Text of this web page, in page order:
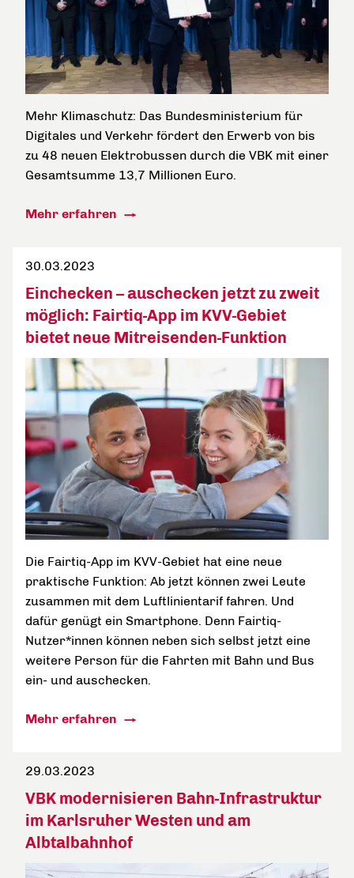
Mehr Klimaschutz: Das Bundesministerium für
Digitales und Verkehr fördert den Erwerb von bis
zu 48 neuen Elektrobussen durch die VBK mit einer
Gesamtsumme 13,7 Millionen Euro.
Mehr erfahren
30.03.2023
Einchecken – auschecken jetzt zu zweit
möglich: Fairtiq-App im KVV-Gebiet
bietet neue Mitreisenden-Funktion
Die Fairtiq-App im KVV-Gebiet hat eine neue
praktische Funktion: Ab jetzt können zwei Leute
zusammen mit dem Luftlinientarif fahren. Und
dafür genügt ein Smartphone. Denn Fairtiq-
Nutzer*innen können neben sich selbst jetzt eine
weitere Person für die Fahrten mit Bahn und Bus
ein- und auschecken.
Mehr erfahren
29.03.2023
VBK modernisieren Bahn-Infrastruktur
im Karlsruher Westen und am
Albtalbahnhof